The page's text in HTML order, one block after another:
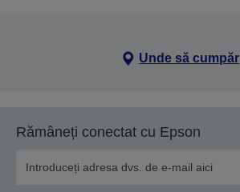
Unde să cumpăr
Rămâneți conectat cu Epson